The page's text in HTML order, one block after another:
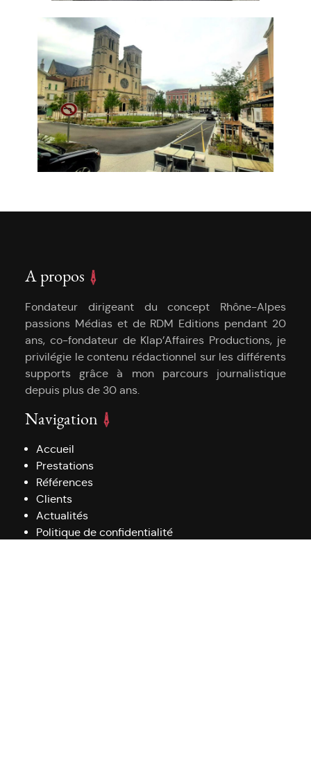
A propos
Fondateur dirigeant du concept Rhône-Alpes
passions Médias et de RDM Editions pendant 20
ans, co-fondateur de Klap’Affaires Productions, je
privilégie le contenu rédactionnel sur les différents
supports grâce à mon parcours journalistique
depuis plus de 30 ans.
Navigation
Accueil
Prestations
Références
Clients
Actualités
Politique de confidentialité